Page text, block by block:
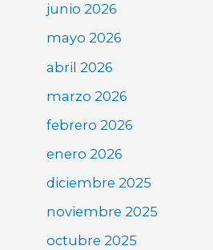
junio 2026
mayo 2026
abril 2026
marzo 2026
febrero 2026
enero 2026
diciembre 2025
noviembre 2025
octubre 2025